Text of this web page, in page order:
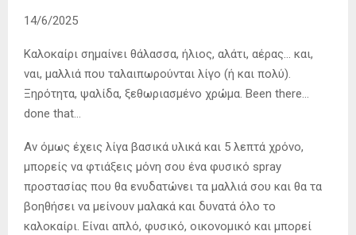
14/6/2025
Καλοκαίρι σημαίνει θάλασσα, ήλιος, αλάτι, αέρας… και,
ναι, μαλλιά που ταλαιπωρούνται λίγο (ή και πολύ).
Ξηρότητα, ψαλίδα, ξεθωριασμένο χρώμα. Been there…
done that…
Αν όμως έχεις λίγα βασικά υλικά και 5 λεπτά χρόνο,
μπορείς να φτιάξεις μόνη σου ένα φυσικό spray
προστασίας που θα ενυδατώνει τα μαλλιά σου και θα τα
βοηθήσει να μείνουν μαλακά και δυνατά όλο το
καλοκαίρι. Eίναι απλό, φυσικό, οικονομικό και μπορεί